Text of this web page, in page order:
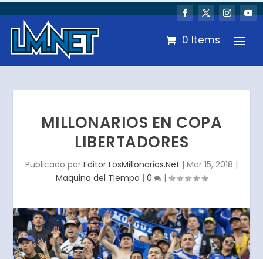
0 Items
MILLONARIOS EN COPA
LIBERTADORES
Publicado por Editor LosMillonarios.Net | Mar 15, 2018 |
Maquina del Tiempo | 0 |